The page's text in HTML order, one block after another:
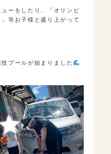
ーをしたり、「オリンピ
等お子様と盛り上がって
プールが始まりました